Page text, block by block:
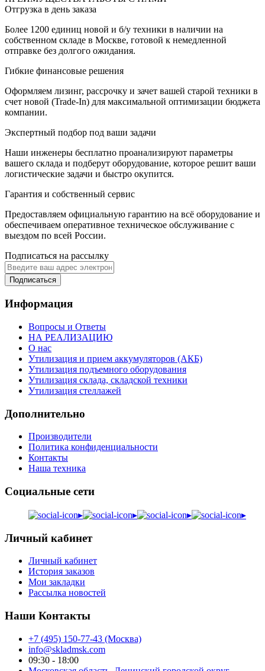
Отгрузка в день заказа
Более 1200 единиц новой и б/у техники в наличии на
собственном складе в Москве, готовой к немедленной
отправке без долгого ожидания.
Гибкие финансовые решения
Оформляем лизинг, рассрочку и зачет вашей старой техники в
счет новой (Trade-In) для максимальной оптимизации бюджета
компании.
Экспертный подбор под ваши задачи
Наши инженеры бесплатно проанализируют параметры
вашего склада и подберут оборудование, которое решит ваши
логистические задачи и быстро окупится.
Гарантия и собственный сервис
Предоставляем официальную гарантию на всё оборудование и
обеспечиваем оперативное техническое обслуживание с
выездом по всей России.
Подписаться на рассылку
Подписаться
Информация
Вопросы и Ответы
НА РЕАЛИЗАЦИЮ
О нас
Утилизация и прием аккумуляторов (АКБ)
Утилизация подъемного оборудования
Утилизация склада, складской техники
Утилизация стеллажей
Дополнительно
Производители
Политика конфиденциальности
Контакты
Наша техника
Социальные сети
▸ ▸ ▸ ▸
Личный кабинет
Личный кабинет
История заказов
Мои закладки
Рассылка новостей
Наши Контакты
+7 (495) 150-77-43 (Москва)
info@skladmsk.com
09:30 - 18:00